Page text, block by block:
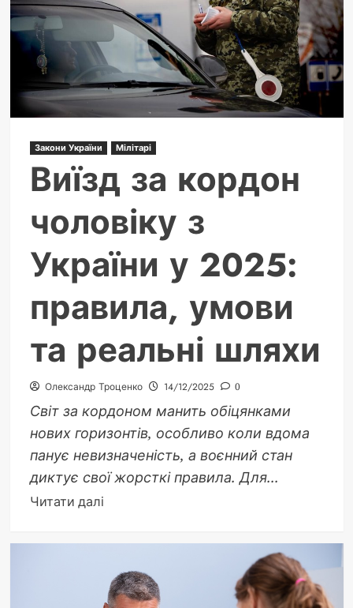
повседневных
задач
Закони України Мілітарі
Виїзд за кордон
чоловіку з
України у 2025:
правила, умови
та реальні шляхи
Олександр Троценко 14/12/2025 0
Світ за кордоном манить обіцянками
нових горизонтів, особливо коли вдома
панує невизначеність, а воєнний стан
диктує свої жорсткі правила. Для...
Читати даліДокладніше
Виїзд
кордон
чоловіку